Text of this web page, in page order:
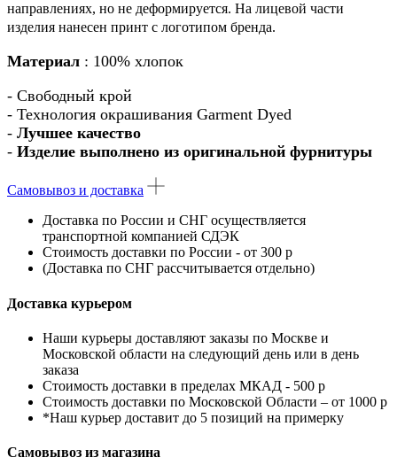
направлениях, но не деформируется. На лицевой части
изделия нанесен принт с логотипом бренда.
Материал : 100% хлопок
- Свободный крой
- Технология окрашивания Garment Dyed
- Лучшее качество
- Изделие выполнено из оригинальной фурнитуры
Самовывоз и доставка
Доставка по России и СНГ осуществляется
транспортной компанией СДЭК
Стоимость доставки по России - от 300 р
(Доставка по СНГ рассчитывается отдельно)
Доставка курьером
Наши курьеры доставляют заказы по Москве и
Московской области на следующий день или в день
заказа
Стоимость доставки в пределах МКАД - 500 р
Стоимость доставки по Московской Области – от 1000 р
*Наш курьер доставит до 5 позиций на примерку
Самовывоз из магазина